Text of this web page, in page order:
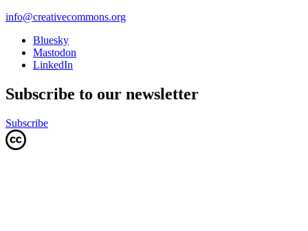
info@creativecommons.org
Bluesky
Mastodon
LinkedIn
Subscribe to our newsletter
Subscribe